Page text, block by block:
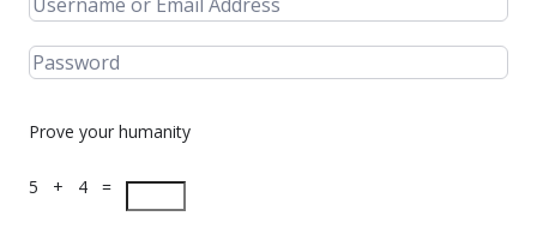
Prove your humanity
5 + 4 =